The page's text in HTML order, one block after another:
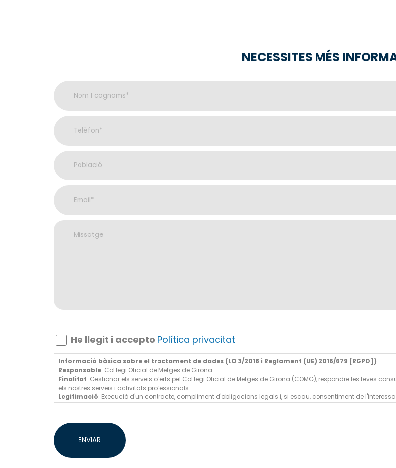
NECESSITES MÉS
He llegit i accepto Política privacitat
Informació bàsica sobre el tractament de dades (LO 3/2018 i Reglament (UE) 2016/679 [RGPD])
Responsable: Col·legi Oficial de Metges de Girona.
Finalitat: Gestionar els serveis oferts pel Col·legi Oficial de Metges de Girona (COMG), respondre les teves
els nostres serveis i activitats professionals.
Legitimació: Execució d'un contracte, compliment d'obligacions legals i, si escau, consentiment de
Destinatàries: Les teves dades no se cediran a tercers, excepte per obligació legal o si és necessari per a la
ENVIAR